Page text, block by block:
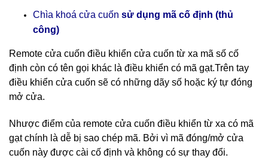
Chìa khoá cửa cuốn sử dụng mã cố định (thủ
công)
Remote cửa cuốn điều khiển cửa cuốn từ xa mã số cố
định còn có tên gọi khác là điều khiển có mã gạt.Trên tay
điều khiển cửa cuốn sẽ có những dãy số hoặc ký tự đóng
mở cửa.
Nhược điểm của remote cửa cuốn điều khiển từ xa có mã
gạt chính là dễ bị sao chép mã. Bởi vì mã đóng/mở cửa
cuốn này được cài cố định và không có sự thay đổi.